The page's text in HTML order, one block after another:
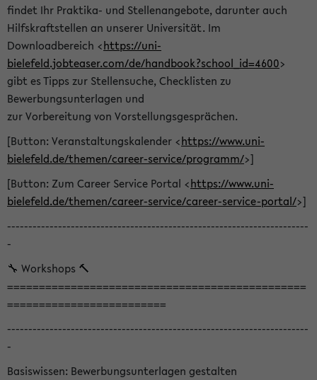
findet Ihr Praktika- und Stellenangebote, darunter auch
Hilfskraftstellen an unserer Universität. Im
Downloadbereich <https://uni-
bielefeld.jobteaser.com/de/handbook?school_id=4600>
gibt es Tipps zur Stellensuche, Checklisten zu
Bewerbungsunterlagen und
zur Vorbereitung von Vorstellungsgesprächen.
[Button: Veranstaltungskalender <https://www.uni-
bielefeld.de/themen/career-service/programm/>]
[Button: Zum Career Service Portal <https://www.uni-
bielefeld.de/themen/career-service/career-service-portal/>]
-----------------------------------------------------------------------
-
🔧 Workshops 🔨
===============================================
=========================
-----------------------------------------------------------------------
-
Basiswissen: Bewerbungsunterlagen gestalten